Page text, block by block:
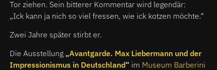
Tor ziehen. Sein bitterer Kommentar wird legendär:
„Ick kann ja nich so viel fressen, wie ick kotzen möchte.“
Zwei Jahre später stirbt er.
Die Ausstellung „Avantgarde. Max Liebermann und der
Impressionismus in Deutschland“ im Museum Barberini